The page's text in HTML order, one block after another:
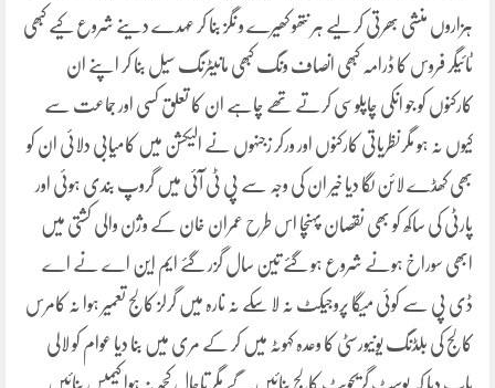
ہزاروں منشی بھرتی کر لیے ہر نتھو کھیرے و نگز بنا کر عہدے دینے شروع کیے کبھی
ٹائیگر فروس کا ڈرامہ کبھی انصاف ونگ کبھی مانیٹرنگ سیل بنا کر اپنے ان
کارکنوں کو جو انکی چاپلوسی کرتے تھے چاہے ان کا تعلق کسی اور جماعت سے
کیوں نہ ہو مگرنظریاتی کارکنوں اور ورکر زجنہوں نے الیکشن میں کامیابی دلائی ان کو
بھی کھڈے لائن لگا دیا خیر ان کی وجہ سے پی ٹی آئی میں گروپ بندی ہوئی اور
پارٹی کی ساکھ کو بھی نقصان پہنچا اس طرح عمران خان کے وژن والی کشتی میں
ابھی سوراخ ہونے شروع ہو گئے تین سال گزر گئے ایم این اے نے اے
ڈی پی سے کوئی میگا پروجیکٹ نہ لا سکے نہ نارہ میں گرلز کالج تعمیر ہوا نہ کامرس
کالج کی بلڈنگ یونیورسٹی کا وعدہ کہوٹہ میں کر کے مری میں بنا دیا عوام کو لالی
پاپ دیا کہ پوسٹ گریجویٹ کالج بنائیں گے مگر تاحال کچھ نہ ہوا کیمپس بنائیں